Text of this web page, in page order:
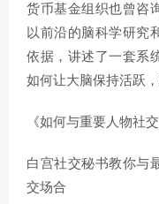
货币基金组织也曾咨
以前沿的脑科学研究
依据，讲述了一套系
如何让大脑保持活跃
《如何与重要人物社交
白宫社交秘书教你与
交场合